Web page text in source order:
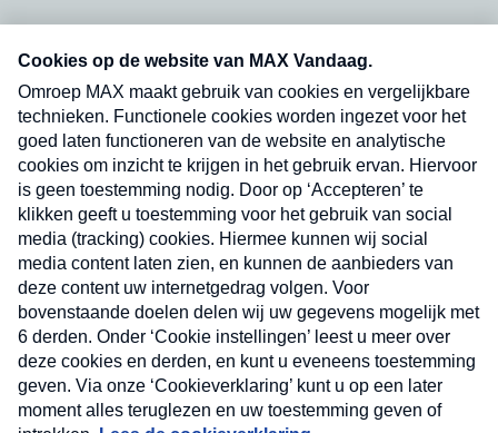
nieuwsbrief. Elke vrijdag- en dinsdagochtend in
uw mailbox.
Verzend
Nieuwsbrief
Neem hier een gratis abonnement op onze
nieuwsbrief. Elke vrijdag- en dinsdagochtend in uw